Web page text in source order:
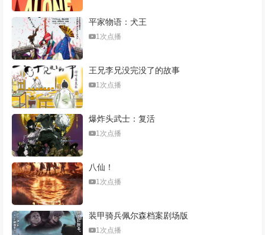
平家物语：犬王
1次点播
王兄李兄没完没了的故事
1次点播
爆炸头武士：复活
1次点播
八仙！
1次点播
装甲骑兵佩尔森档案剧场版
1次点播